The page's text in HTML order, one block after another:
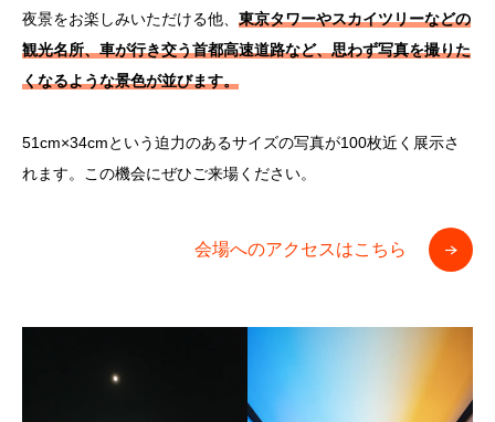
夜景をお楽しみいただける他、 東京タワーやスカイツリーなどの
観光名所、車が行き交う首都高速道路など、思わず写真を撮りた
くなるような景色が並びます。
51cm×34cmという迫力のあるサイズの写真が100枚近く展示さ
れます。この機会にぜひご来場ください。
会場へのアクセスはこちら